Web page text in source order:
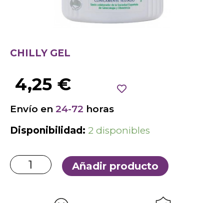
CHILLY GEL
4,25 €
Envío en 24-72 horas
Disponibilidad: 2 disponibles
Añadir producto